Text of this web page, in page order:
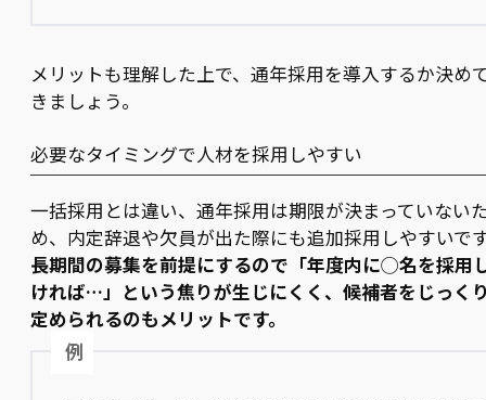
メリットも理解した上で、通年採用を導入するか決め
きましょう。
必要なタイミングで人材を採用しやすい
一括採用とは違い、通年採用は期限が決まっていない
め、内定辞退や欠員が出た際にも追加採用しやすいで
長期間の募集を前提にするので「年度内に◯名を採用
ければ…」という焦りが生じにくく、候補者をじっく
定められるのもメリットです。
例